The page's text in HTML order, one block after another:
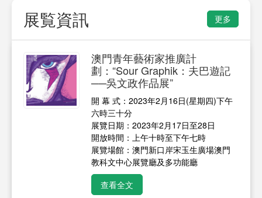
展覧資訊 更多
澳門青年藝術家推廣計
劃：“Sour Graphik：夫巴遊記
──吳文政作品展”
開 幕 式：2023年2月16日(星期四)下午
六時三十分
展覽日期：2023年2月17日至28日
開放時間：上午十時至下午七時
展覽場館：澳門新口岸宋玉生廣場澳門
教科文中心展覽廳及多功能廳
查看全文